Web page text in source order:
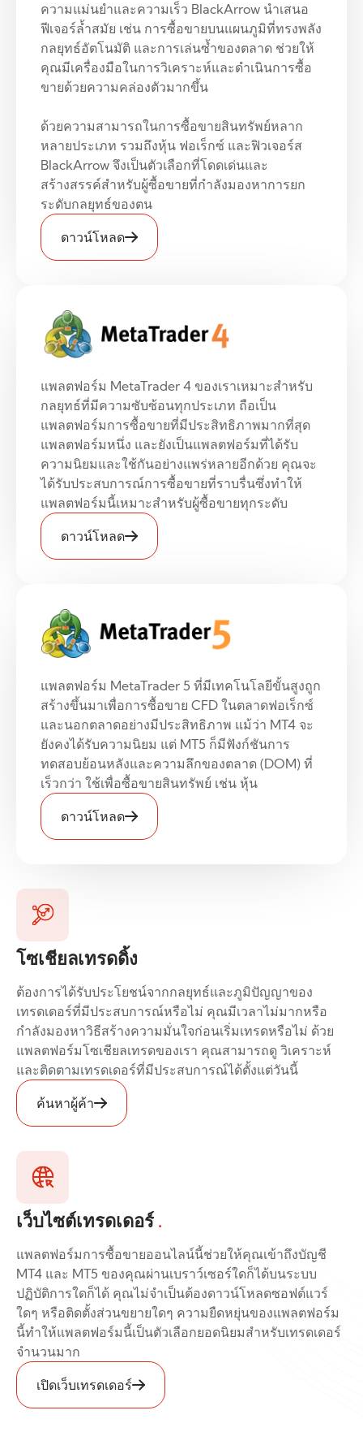
ความแม่นยำและความเร็ว BlackArrow นำเสนอ
ฟีเจอร์ล้ำสมัย เช่น การซื้อขายบนแผนภูมิที่ทรงพลัง
กลยุทธ์อัตโนมัติ และการเล่นซ้ำของตลาด ช่วยให้
คุณมีเครื่องมือในการวิเคราะห์และดำเนินการซื้อ
ขายด้วยความคล่องตัวมากขึ้น
ด้วยความสามารถในการซื้อขายสินทรัพย์หลาก
หลายประเภท รวมถึงหุ้น ฟอเร็กซ์ และฟิวเจอร์ส
BlackArrow จึงเป็นตัวเลือกที่โดดเด่นและ
สร้างสรรค์สำหรับผู้ซื้อขายที่กำลังมองหาการยก
ระดับกลยุทธ์ของตน
ดาวน์โหลด
แพลตฟอร์ม MetaTrader 4 ของเราเหมาะสำหรับ
กลยุทธ์ที่มีความซับซ้อนทุกประเภท ถือเป็น
แพลตฟอร์มการซื้อขายที่มีประสิทธิภาพมากที่สุด
แพลตฟอร์มหนึ่ง และยังเป็นแพลตฟอร์มที่ได้รับ
ความนิยมและใช้กันอย่างแพร่หลายอีกด้วย คุณจะ
ได้รับประสบการณ์การซื้อขายที่ราบรื่นซึ่งทำให้
แพลตฟอร์มนี้เหมาะสำหรับผู้ซื้อขายทุกระดับ
ดาวน์โหลด
แพลตฟอร์ม MetaTrader 5 ที่มีเทคโนโลยีขั้นสูงถูก
สร้างขึ้นมาเพื่อการซื้อขาย CFD ในตลาดฟอเร็กซ์
และนอกตลาดอย่างมีประสิทธิภาพ แม้ว่า MT4 จะ
ยังคงได้รับความนิยม แต่ MT5 ก็มีฟังก์ชันการ
ทดสอบย้อนหลังและความลึกของตลาด (DOM) ที่
เร็วกว่า ใช้เพื่อซื้อขายสินทรัพย์ เช่น หุ้น
ดาวน์โหลด
โซเชียลเทรดดิ้ง
ต้องการได้รับประโยชน์จากกลยุทธ์และภูมิปัญญาของ
เทรดเดอร์ที่มีประสบการณ์หรือไม่ คุณมีเวลาไม่มากหรือ
กำลังมองหาวิธีสร้างความมั่นใจก่อนเริ่มเทรดหรือไม่ ด้วย
แพลตฟอร์มโซเชียลเทรดของเรา คุณสามารถดู วิเคราะห์
และติดตามเทรดเดอร์ที่มีประสบการณ์ได้ตั้งแต่วันนี้
ค้นหาผู้ค้า
เว็บไซต์เทรดเดอร์ .
แพลตฟอร์มการซื้อขายออนไลน์นี้ช่วยให้คุณเข้าถึงบัญชี
MT4 และ MT5 ของคุณผ่านเบราว์เซอร์ใดก็ได้บนระบบ
ปฏิบัติการใดก็ได้ คุณไม่จำเป็นต้องดาวน์โหลดซอฟต์แวร์
ใดๆ หรือติดตั้งส่วนขยายใดๆ ความยืดหยุ่นของแพลตฟอร์ม
นี้ทำให้แพลตฟอร์มนี้เป็นตัวเลือกยอดนิยมสำหรับเทรดเดอร์
จำนวนมาก
เปิดเว็บเทรดเดอร์